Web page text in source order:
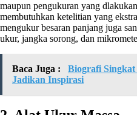
maupun pengukuran yang
membutuhkan ketelitian yang
mengukur besaran panjang juga
ukur, jangka sorong, dan
Baca Juga :
Biografi Singkat
Jadikan Inspirasi